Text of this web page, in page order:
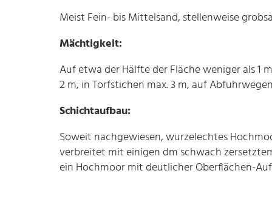
Meist Fein- bis Mittelsand, stellenweise
Mächtigkeit:
Auf etwa der Hälfte der Fläche weniger als 1
2 m, in Torfstichen max. 3 m, auf
Schichtaufbau:
Soweit nachgewiesen, wurzelechtes
verbreitet mit einigen dm schwach
ein Hochmoor mit deutlicher Oberflächen-